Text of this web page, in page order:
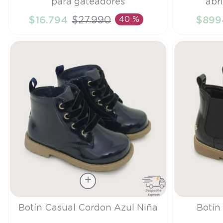
AÑADIR AL CARRITO
para gateadores
$16.794 $27.990 40 % $
Talla
Botín Casual Cordon Azul Niña Botín